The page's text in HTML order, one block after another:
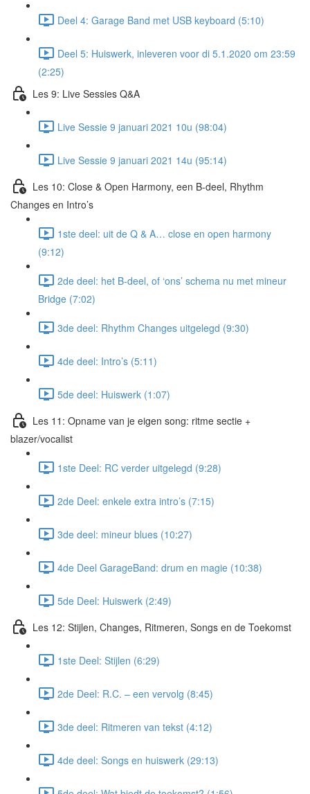
Deel 4: Garage Band met USB keyboard (5:10)
Deel 5: Huiswerk, inleveren voor di 5.1.2020 om 23:59
(2:25)
Les 9: Live Sessies Q&A
Live Sessie 9 januari 2021 10u (98:04)
Live Sessie 9 januari 2021 14u (95:14)
Les 10: Close & Open Harmony, een B-deel, Rhythm
Changes en Intro’s
1ste deel: uit de Q & A… close en open harmony
(9:12)
2de deel: het B-deel, of ‘ons’ schema nu met mineur
Bridge (7:02)
3de deel: Rhythm Changes uitgelegd (9:30)
4de deel: Intro’s (5:11)
5de deel: Huiswerk (1:07)
Les 11: Opname van je eigen song: ritme sectie +
blazer/vocalist
1ste Deel: RC verder uitgelegd (9:28)
2de Deel: enkele extra intro’s (7:15)
3de deel: mineur blues (10:27)
4de Deel GarageBand: drum en magie (10:38)
5de Deel: Huiswerk (2:49)
Les 12: Stijlen, Changes, Ritmeren, Songs en de Toekomst
1ste Deel: Stijlen (6:29)
2de Deel: R.C. – een vervolg (8:45)
3de deel: Ritmeren van tekst (4:12)
4de deel: Songs en huiswerk (29:13)